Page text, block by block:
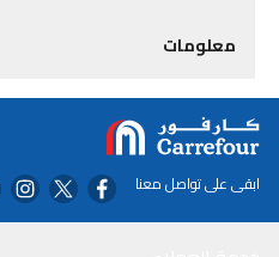
معلومات
ابقى على تواصل معنا